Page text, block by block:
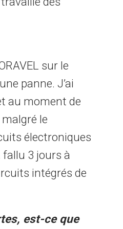
sur le
panne. J’ai
au moment de
le
électroniques
3 jours à
intégrés de
est-ce que